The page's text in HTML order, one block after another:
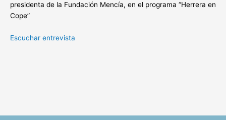
presidenta de la Fundación Mencía, en el programa “Herrera en
Cope”
Escuchar entrevista